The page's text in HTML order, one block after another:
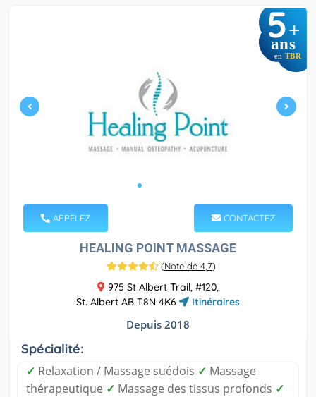
5+
ans
en TBR
APPELEZ CONTACTEZ
HEALING POINT MASSAGE
(Note de 4,7)
975 St Albert Trail, #120,
St. Albert AB T8N 4K6
Itinéraires
Depuis 2018
Spécialité:
✓ Relaxation / Massage suédois ✓ Massage
thérapeutique ✓ Massage des tissus profonds ✓